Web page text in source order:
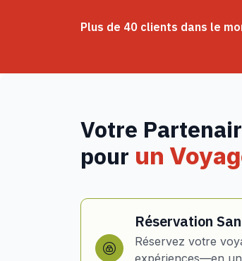
Plus de 40 clients dans le
Votre
pour un
Réservation
Réservez votre
expériences—en